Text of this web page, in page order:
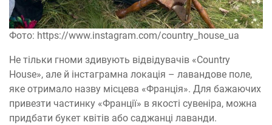
Фото: https://www.instagram.com/country_house_ua
Не тільки гноми здивують відвідувачів «Country
House», але й інстаграмна локація – лавандове поле,
яке отримало назву місцева «Франція». Для бажаючих
привезти частинку «Франції» в якості сувеніра, можна
придбати букет квітів або саджанці лаванди.